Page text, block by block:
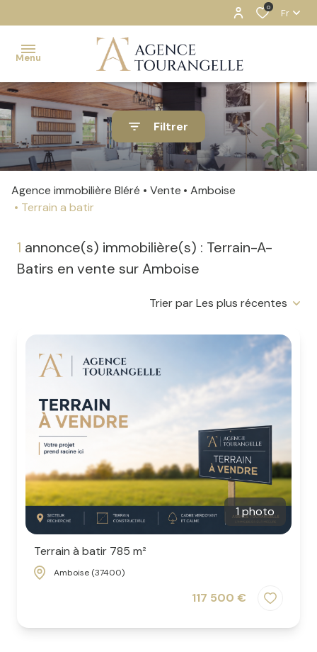
0 Fr
Menu
ACCUEIL
NOS
BIENS
ESTIMATION
CONTACT
Filtrer
Agence immobilière Bléré Vente
Amboise
Terrain a batir
1 annonce(s) immobilière(s) : Terrain-A-
Batirs en vente sur Amboise
Trier par Les plus récentes
1 photo
Terrain à batir 785 m²
Amboise (37400)
117 500 €